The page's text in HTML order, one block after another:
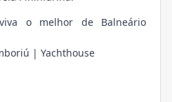
o melhor de Balneário
| Yachthouse